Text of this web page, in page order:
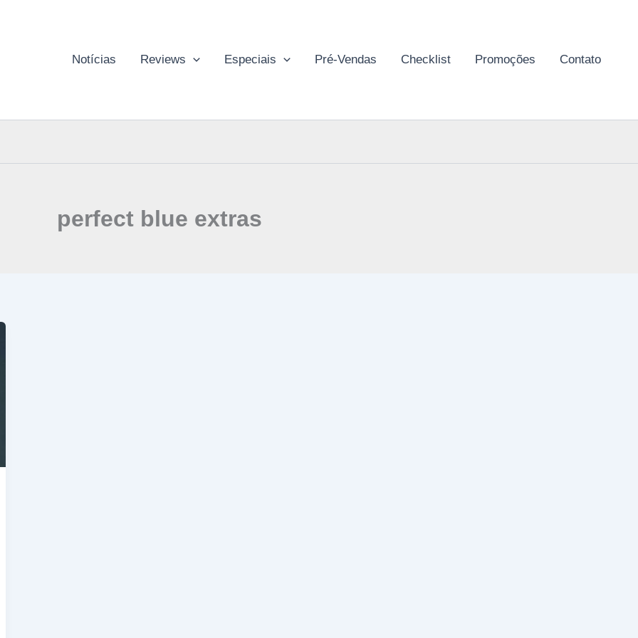
Notícias Reviews Especiais Pré-Vendas Checklist Promoções Contato
perfect blue extras